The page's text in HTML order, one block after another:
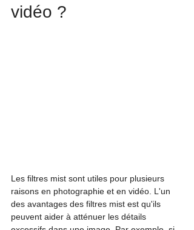
vidéo ?
Les filtres mist sont utiles pour plusieurs
raisons en photographie et en vidéo. L'un
des avantages des filtres mist est qu'ils
peuvent aider à atténuer les détails